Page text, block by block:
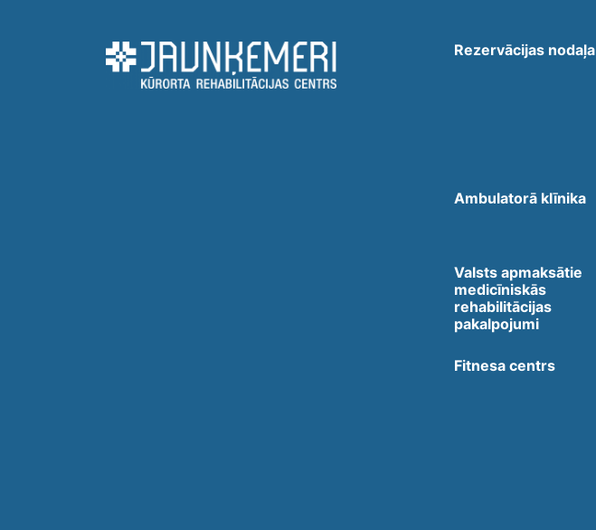
Rezervācijas nodaļa
Ambulatorā klīnika
Valsts apmaksātie
medicīniskās
rehabilitācijas
pakalpojumi
Fitnesa centrs